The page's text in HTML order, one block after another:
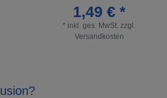
1,49 € *
* inkl. ges. MwSt. zzgl.
Versandkosten